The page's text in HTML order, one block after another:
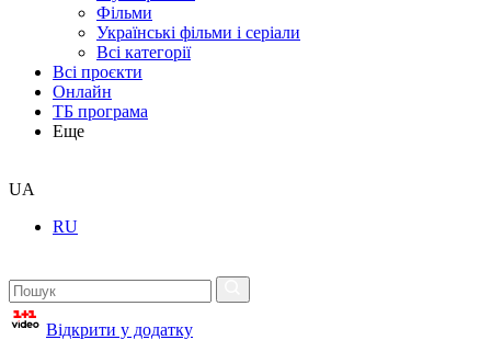
Фільми
Українські фільми і серіали
Всі категорії
Всі проєкти
Онлайн
ТБ програма
Еще
UA
RU
Відкрити у додатку